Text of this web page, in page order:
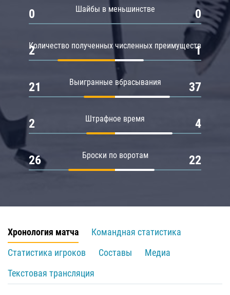
Шайбы в меньшинстве
0 0
Количество полученных численных преимуществ
2 1
Выигранные вбрасывания
21 37
Штрафное время
2 4
Броски по воротам
26 22
Хронология матча
Командная статистика
Статистика игроков
Составы
Медиа
Текстовая трансляция